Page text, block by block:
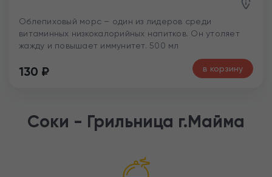
Облепиховый морс – один из лидеров среди
витаминных низкокалорийных напитков. Он утоляет
жажду и повышает иммунитет. 500 мл
130 ₽ в корзину
Соки - Грильница г.Майма